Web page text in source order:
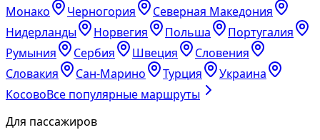
Монако
Черногория
Северная Македония
Нидерланды
Норвегия Польша
Португалия
Румыния
Сербия Швеция
Словения
Словакия
Сан-Марино Турция
Украина
КосовоВсе популярные маршруты
Для пассажиров